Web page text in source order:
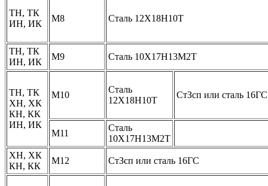
ТН, ТК
ИН, ИК
М8 Сталь 12Х18Н10Т
ТН, ТК
ИН, ИК
М9 Сталь 10Х17Н13М2Т
ТН, ТК
ХН, ХК
КН, КК
ИН, ИК
М10
Сталь
12Х18Н10Т
СтЗсп или сталь 16ГС
М11
Сталь
10Х17Н13М2Т
ХН, ХК
КН, КК
М12 СтЗсп или сталь 16ГС